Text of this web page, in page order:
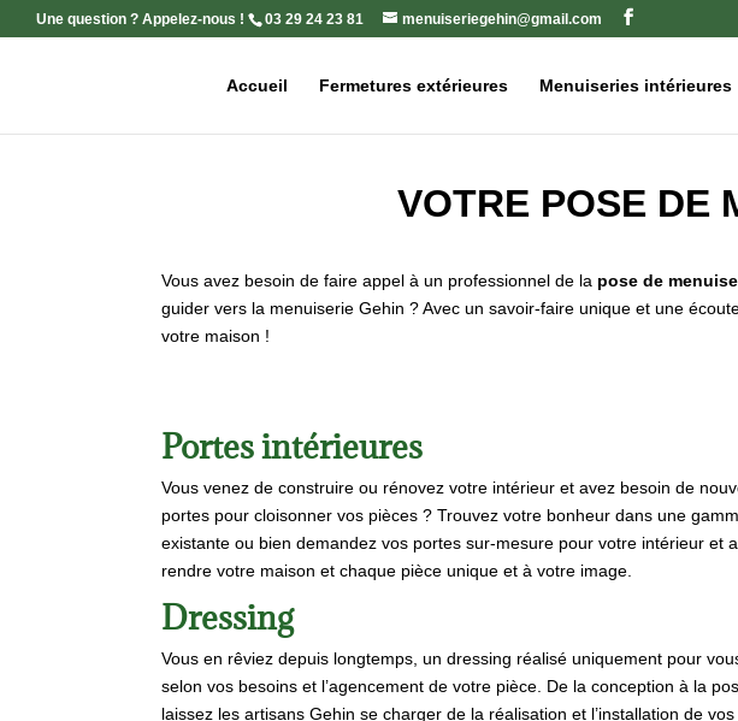
Une question ? Appelez-nous ! 03 29 24 23 81 menuiseriegehin@gmail.com
Accueil Fermetures extérieures Menuiseries intérieures
VOTRE POSE DE
Vous avez besoin de faire appel à un professionnel de la pose de
guider vers la menuiserie Gehin ? Avec un savoir-faire unique et une
votre maison !
Portes intérieures
Vous venez de construire ou rénovez votre intérieur et avez besoin de
portes pour cloisonner vos pièces ? Trouvez votre bonheur dans une
existante ou bien demandez vos portes sur-mesure pour votre intérieur et
rendre votre maison et chaque pièce unique et à votre image.
Dressing
Vous en rêviez depuis longtemps, un dressing réalisé uniquement pour
selon vos besoins et l’agencement de votre pièce. De la conception à la
laissez les artisans Gehin se charger de la réalisation et l’installation de vos